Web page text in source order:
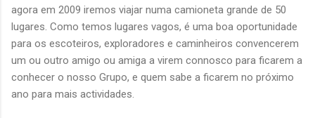
agora em 2009 iremos viajar numa camioneta grande de 50
lugares. Como temos lugares vagos, é uma boa oportunidade
para os escoteiros, exploradores e caminheiros convencerem
um ou outro amigo ou amiga a virem connosco para ficarem a
conhecer o nosso Grupo, e quem sabe a ficarem no próximo
ano para mais actividades.